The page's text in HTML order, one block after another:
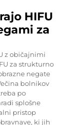
HIFU
za
z običajnimi
za strukturno
negate
bolnikov
po
splošne
pristop
ki jih